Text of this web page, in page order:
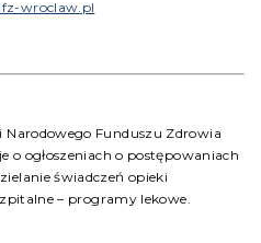
wroclaw.pl
Narodowego Funduszu Zdrowia
o ogłoszeniach o postępowaniach
świadczeń opieki
– programy lekowe.